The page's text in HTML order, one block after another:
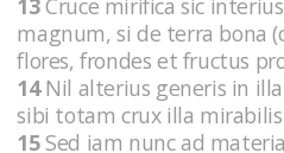
13Cruce mirifica sic
magnum, si de terra bona
flores, frondes et fructus
14Nil alterius generis in
sibi totam crux illa
15Sed iam nunc ad